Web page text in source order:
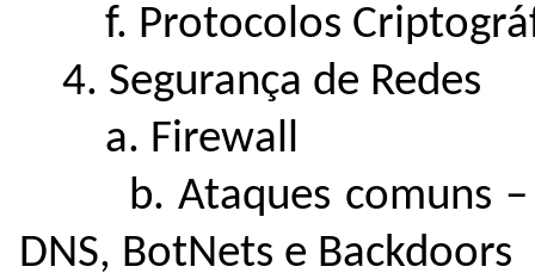
f. Protocolos
4. Segurança de Redes
a. Firewall
b. Ataques comuns –
DNS, BotNets e Backdoors